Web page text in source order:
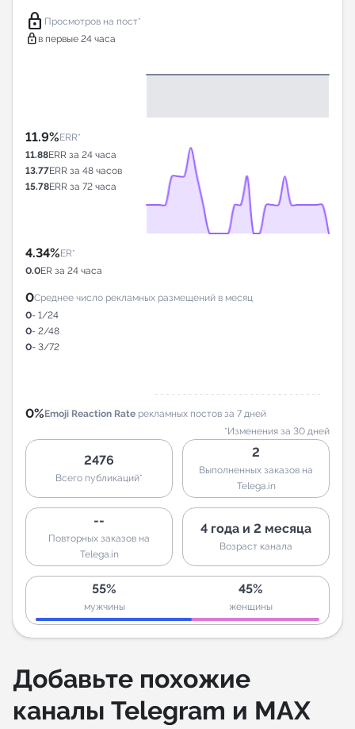
lock Просмотров на пост*
lock в первые 24 часа
11.9%ERR*
11.88ERR за 24 часа
13.77ERR за 48 часов
15.78ERR за 72 часа
4.34%ER*
0.0ER за 24 часа
0Среднее число рекламных размещений в месяц
0- 1/24
0- 2/48
0- 3/72
0%Emoji Reaction Rate рекламных постов за 7 дней
*Изменения за 30 дней
2476
Всего публикаций*
2
Выполненных заказов на
Telega.in
--
Повторных заказов на
Telega.in
4 года и 2 месяца
Возраст канала
55%
мужчины
45%
женщины
Добавьте похожие
каналы Telegram и MAX